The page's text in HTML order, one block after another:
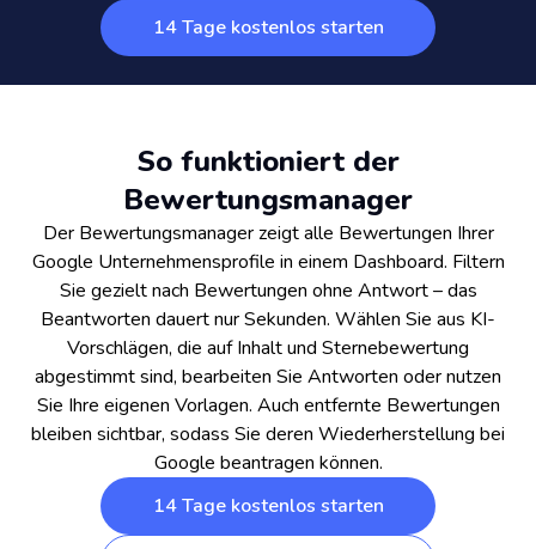
14 Tage kostenlos starten
So funktioniert der
Bewertungsmanager
Der Bewertungsmanager zeigt alle Bewertungen Ihrer
Google Unternehmensprofile in einem Dashboard. Filtern
Sie gezielt nach Bewertungen ohne Antwort – das
Beantworten dauert nur Sekunden. Wählen Sie aus KI-
Vorschlägen, die auf Inhalt und Sternebewertung
abgestimmt sind, bearbeiten Sie Antworten oder nutzen
Sie Ihre eigenen Vorlagen. Auch entfernte Bewertungen
bleiben sichtbar, sodass Sie deren Wiederherstellung bei
Google beantragen können.
14 Tage kostenlos starten